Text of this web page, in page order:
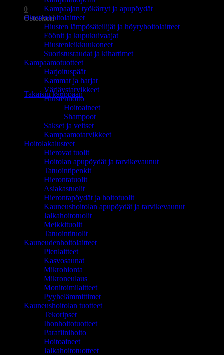
0
Ostoskori
Ostoskori on tyhjä.
Takaisin kauppaan
Kampaajan työkärryt ja apupöydät
Hiustenhoitolaitteet
Hiusten lämpösäteilijät ja höyryhoitolaitteet
Föönit ja kupukuivaajat
Hiustenleikkuukoneet
Suoristusraudat ja kihartimet
Kampaamotuotteet
Harjoituspäät
Kammat ja harjat
Värjäystarvikkeet
Hiustenhoito
Hoitoaineet
Shampoot
Sakset ja veitset
Kampaamotarvikkeet
Hoitolakalusteet
Hierovat tuolit
Hoitolan apupöydät ja tarvikevaunut
Tatuointipenkit
Hierontatuolit
Asiakastuolit
Hierontapöydät ja hoitotuolit
Kauneushoitolan apupöydät ja tarvikevaunut
Jalkahoitotuolit
Meikkituolit
Tatuointituolit
Kauneudenhoitolaitteet
Pienlaitteet
Kasvosaunat
Mikrohionta
Mikroneulaus
Monitoimilaitteet
Pyyhelämmittimet
Kauneushoitolan tuotteet
Tekoripset
Ihonhoitotuotteet
Parafiinihoito
Hoitoaineet
Jalkahoitotuotteet